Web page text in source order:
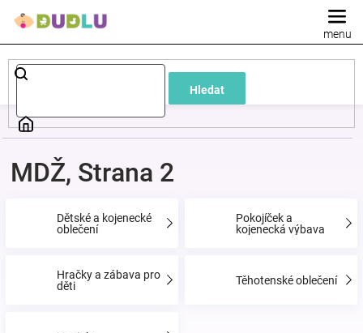
Hledat
Dětské
a
Pokojíček
MDŽ, Strana 2
Dětské a kojenecké
oblečení
Pokojíček a
kojenecká výbava
Hračky a zábava pro
děti
Těhotenské oblečení